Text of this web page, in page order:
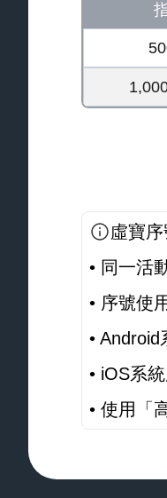
虛寶
• 同一活
• 序號使
•
• iOS系
• 使用「